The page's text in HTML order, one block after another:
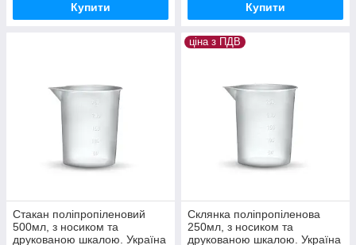
Купити Купити
Стакан поліпропіленовий
500мл, з носиком та
друкованою шкалою. Україна
ціна з ПДВ
Склянка поліпропіленова
250мл, з носиком та
друкованою шкалою. Україна